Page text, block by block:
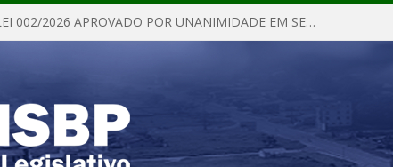
PROJETO DE LEI 002/2026 APROVADO POR UNANIMIDADE EM SESSÃO ORDINÁRIA NESTA QUINTA – FEIRA 28 DE MAIO DE 2026